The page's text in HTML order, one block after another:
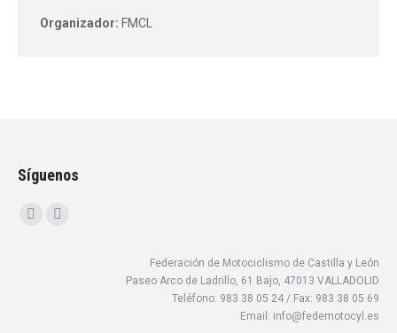
Organizador: FMCL
Síguenos
Encuéntranos en:
Federación de Motociclismo de Castilla y León
Paseo Arco de Ladrillo, 61 Bajo, 47013 VALLADOLID
Teléfono: 983 38 05 24 / Fax: 983 38 05 69
Email: info@fedemotocyl.es